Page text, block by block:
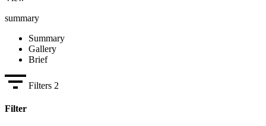
summary
Summary
Gallery
Brief
Filters 2
Filter